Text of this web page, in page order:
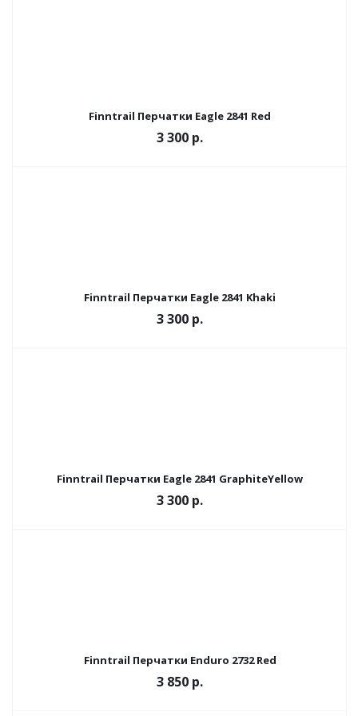
Finntrail Перчатки Eagle 2841 Red
3 300 р.
Finntrail Перчатки Eagle 2841 Khaki
3 300 р.
Finntrail Перчатки Eagle 2841 GraphiteYellow
3 300 р.
Finntrail Перчатки Enduro 2732 Red
3 850 р.